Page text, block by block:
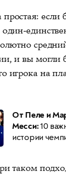
один-
и вы могли
игрока на
От Пеле и
Месси:10
истории
таком